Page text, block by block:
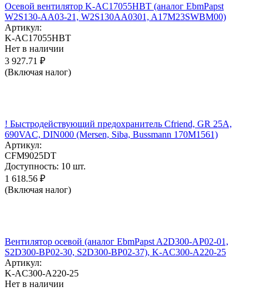
Осевой вентилятор K-AC17055HBT (аналог EbmPapst
W2S130-AA03-21, W2S130AA0301, A17M23SWBM00)
Артикул:
K-AC17055HBT
Нет в наличии
3 927.71 ₽
(Включая налог)
! Быстродействующий предохранитель Cfriend, GR 25А,
690VAC, DIN000 (Mersen, Siba, Bussmann 170M1561)
Артикул:
CFM9025DT
Доступность: 10 шт.
1 618.56 ₽
(Включая налог)
Вентилятор осевой (аналог EbmPapst A2D300-AP02-01,
S2D300-BP02-30, S2D300-BP02-37), K-AC300-A220-25
Артикул:
K-AC300-A220-25
Нет в наличии